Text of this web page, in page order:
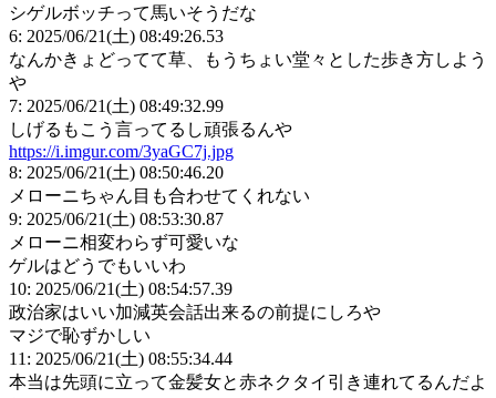
シゲルボッチって馬いそうだな
6: 2025/06/21(土) 08:49:26.53
なんかきょどってて草、もうちょい堂々とした歩き方しよう
や
7: 2025/06/21(土) 08:49:32.99
しげるもこう言ってるし頑張るんや
https://i.imgur.com/3yaGC7j.jpg
8: 2025/06/21(土) 08:50:46.20
メローニちゃん目も合わせてくれない
9: 2025/06/21(土) 08:53:30.87
メローニ相変わらず可愛いな
ゲルはどうでもいいわ
10: 2025/06/21(土) 08:54:57.39
政治家はいい加減英会話出来るの前提にしろや
マジで恥ずかしい
11: 2025/06/21(土) 08:55:34.44
本当は先頭に立って金髪女と赤ネクタイ引き連れてるんだよ